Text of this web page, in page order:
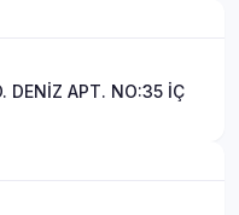
DENİZ APT. NO:35 İÇ